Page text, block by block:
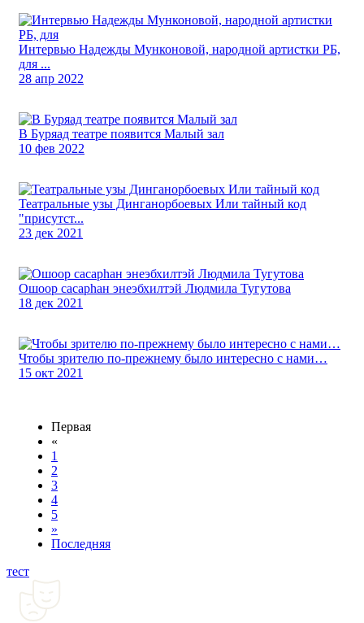
Интервью Надежды Мунконовой, народной артистки РБ,
для ...
28 апр 2022
В Буряад театре появится Малый зал
10 фев 2022
Театральные узы Динганорбоевых Или тайный код
"присутст...
23 дек 2021
Ошоор сасарһан энеэбхилтэй Людмила Тугутова
18 дек 2021
Чтобы зрителю по-прежнему было интересно с нами…
15 окт 2021
Первая
«
1
2
3
4
5
»
Последняя
тест